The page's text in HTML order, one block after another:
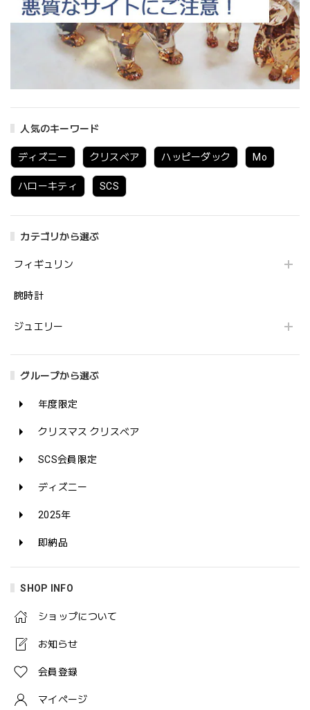
人気のキーワード
ディズニー クリスベア ハッピーダック Mo
ハローキティ SCS
カテゴリから選ぶ
フィギュリン
腕時計
ジュエリー
グループから選ぶ
年度限定
クリスマス クリスベア
SCS会員限定
ディズニー
2025年
即納品
SHOP INFO
ショップについて
お知らせ
会員登録
マイページ